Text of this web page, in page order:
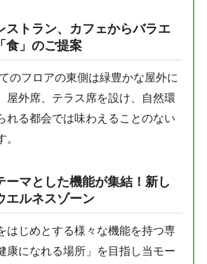
ストラン、カフェからバラエ
食」のご提案
のフロアの東側は緑豊かな屋外に
屋外席、テラス席を設け、自然環
れる都会では味わえることのない
ーマとした機能が集結！新し
エルネスゾーン
はじめとする様々な機能を持つ専
康になれる場所」を目指し当モー